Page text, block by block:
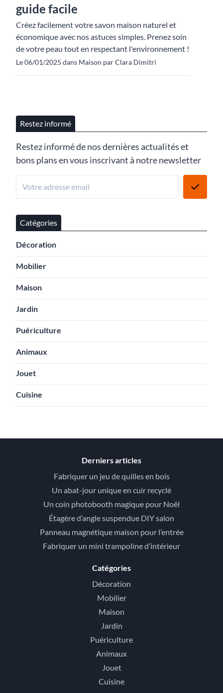
guide facile
Créez facilement votre savon maison naturel et
économique avec nos astuces simples. Prenez soin
de votre peau tout en respectant l'environnement !
Le 06/01/2025 dans Maison par Clara Dimitri
Restez informé
Restez informé de nos dernières actualités et
bons plans en vous inscrivant à notre newsletter
Catégories
Décoration
Mobilier
Maison
Jardin
Puériculture
Animaux
Jouet
Cuisine
Derniers articles
Fabriquer un jeu de quilles en bois
Un abat-jour unique en cuir recyclé
Un coin photobooth magique pour Noël
Étagère d’angle suspendue DIY salon
Panneau magnétique maison pour l’entrée
Fabriquer un mini trampoline d’intérieur
Catégories
Décoration
Mobilier
Maison
Jardin
Puériculture
Animaux
Jouet
Cuisine